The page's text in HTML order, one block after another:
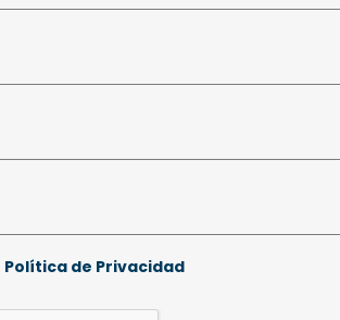
Política de Privacidad